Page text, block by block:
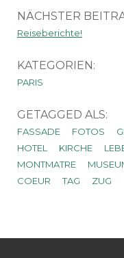
NÄCHSTER
Reiseberichte!
KATEGORIEN:
PARIS
GETAGGED ALS:
FASSADE FOTOS
HOTEL
KIRCHE
MONTMATRE
COEUR
TAG ZUG